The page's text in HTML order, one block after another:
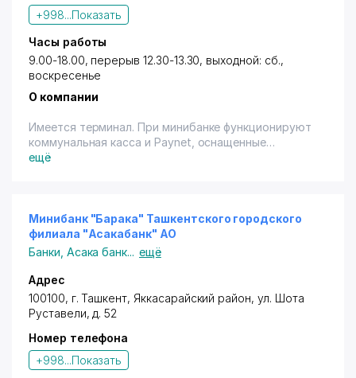
+998...Показать
Часы работы
9.00-18.00, перерыв 12.30-13.30, выходной: сб.,
воскресенье
О компании
Имеется терминал. При минибанке функционируют
коммунальная касса и Paynet, оснащенные
терминалом.
ещё
Минибанк "Барака" Ташкентского городского
филиала "Асакабанк" АО
Банки Асака банк... ещё
Адрес
100100, г. Ташкент, Яккасарайский район, ул. Шота
Руставели, д. 52
Номер телефона
+998...Показать